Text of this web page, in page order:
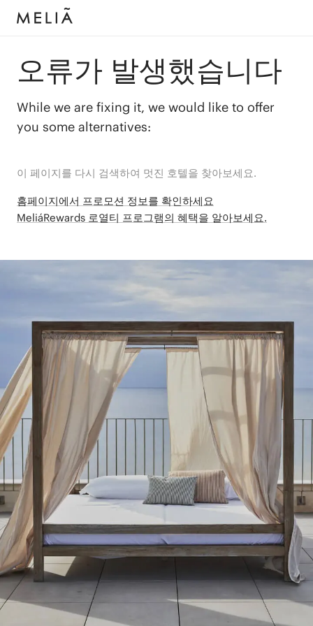
오류가 발생했습니다
While we are fixing it, we would like to offer
you some alternatives:
이 페이지를 다시 검색하여 멋진 호텔을 찾아보세요.
홈페이지에서 프로모션 정보를 확인하세요
MeliáRewards 로열티 프로그램의 혜택을 알아보세요.